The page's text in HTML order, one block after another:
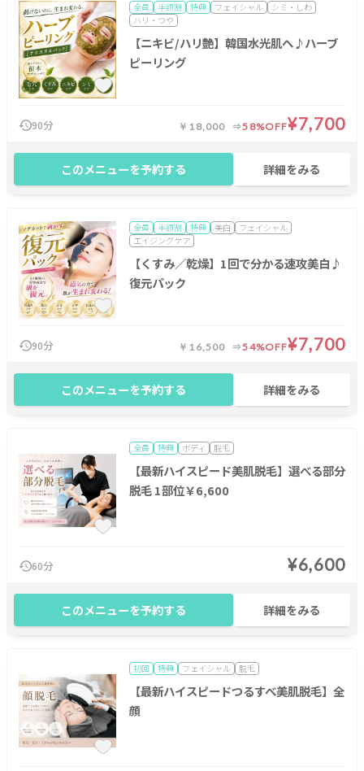
全員 半額割 特典 フェイシャル
シミ・しわ
ハリ・つや
【ニキビ/ハリ艶】韓国水光肌へ♪ハーブ
ピーリング
90分 ￥18,000 58%OFF¥7,700
このメニューを予約する 詳細をみる
全員 半額割 特典 美白
フェイシャル
エイジングケア
【くすみ／乾燥】1回で分かる速攻美白♪
復元パック
90分 ￥16,500 54%OFF¥7,700
このメニューを予約する 詳細をみる
全員 特典 ボディ 脱毛
【最新ハイスピード美肌脱毛】選べる部分
脱毛 1部位￥6,600
60分 ¥6,600
このメニューを予約する 詳細をみる
初回 特典 フェイシャル 脱毛
【最新ハイスピードつるすべ美肌脱毛】全
顔